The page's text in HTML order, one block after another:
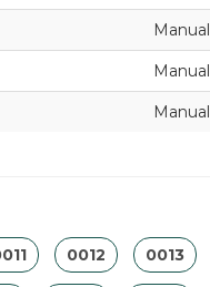
Manual
Manual
Manual
0012 0013